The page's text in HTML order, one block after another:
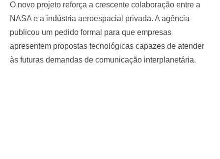
O novo projeto reforça a crescente colaboração entre a
NASA e a indústria aeroespacial privada. A agência
publicou um pedido formal para que empresas
apresentem propostas tecnológicas capazes de atender
às futuras demandas de comunicação interplanetária.